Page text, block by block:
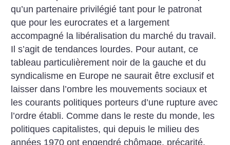
qu’un partenaire privilégié tant pour le patronat
que pour les eurocrates et a largement
accompagné la libéralisation du marché du travail.
Il s’agit de tendances lourdes. Pour autant, ce
tableau particulièrement noir de la gauche et du
syndicalisme en Europe ne saurait être exclusif et
laisser dans l’ombre les mouvements sociaux et
les courants politiques porteurs d’une rupture avec
l’ordre établi. Comme dans le reste du monde, les
politiques capitalistes, qui depuis le milieu des
années 1970 ont engendré chômage, précarité,